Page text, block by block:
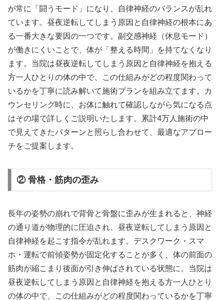
が常に「闘うモード」になり、自律神経のバランスが乱れ
ています。昼夜逆転してしまう原因と自律神経の根本にあ
る一番大きな要因の一つです。副交感神経（休息モード）
が働きにくいことで、体が「整える時間」を持てなくなり
ます。当院は昼夜逆転してしまう原因と自律神経を抱える
方一人ひとりの体の中で、この仕組みがどの程度関わって
いるかを丁寧に読み解いて施術プランを組み立てます。カ
ウンセリング時に、お体に触れて確認しながら気になる点
はその場で詳しくご説明いたします。累計4万人施術の中
で見えてきたパターンと照らし合わせて、最適なアプロー
チをご提案します。
② 骨格・筋肉の歪み
長年の姿勢の崩れで背骨と骨盤に歪みが生まれると、神経
の通り道が物理的に圧迫され、昼夜逆転してしまう原因と
自律神経を起こす指令が乱れます。デスクワーク・スマ
ホ・運転で前傾姿勢が固定化することが多く、体の前面の
筋肉が縮こまり後面が引き伸ばされている状態に。当院は
昼夜逆転してしまう原因と自律神経を抱える方一人ひとり
の体の中で、この仕組みがどの程度関わっているかを丁寧